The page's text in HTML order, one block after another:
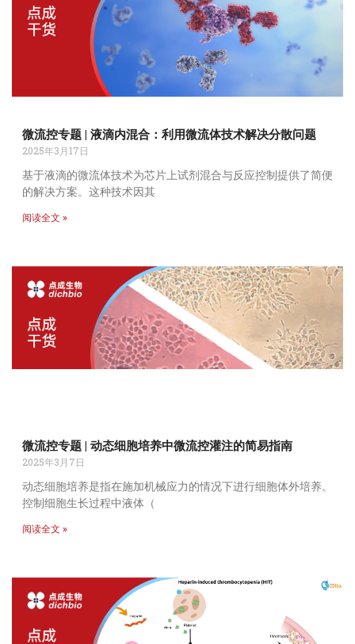
微流控专题 | 液滴内混合：利用微流体技术解决分散问题
2025年3月17日
基于液滴的微流体技术为芯片上试剂混合与反应控制提供了简便
的解决方案。这种技术因其
阅读全文 »
微流控专题 | 动态细胞培养中微流控灌注的简易指南
2025年3月7日
动态细胞培养是指在施加机械应力的情况下进行细胞体外培养。
控制细胞生长过程中液体（
阅读全文 »